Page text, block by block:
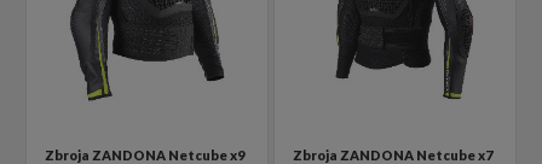
Zbroja ZANDONA Netcube x9
Zbroja ZANDONA Netcube x7